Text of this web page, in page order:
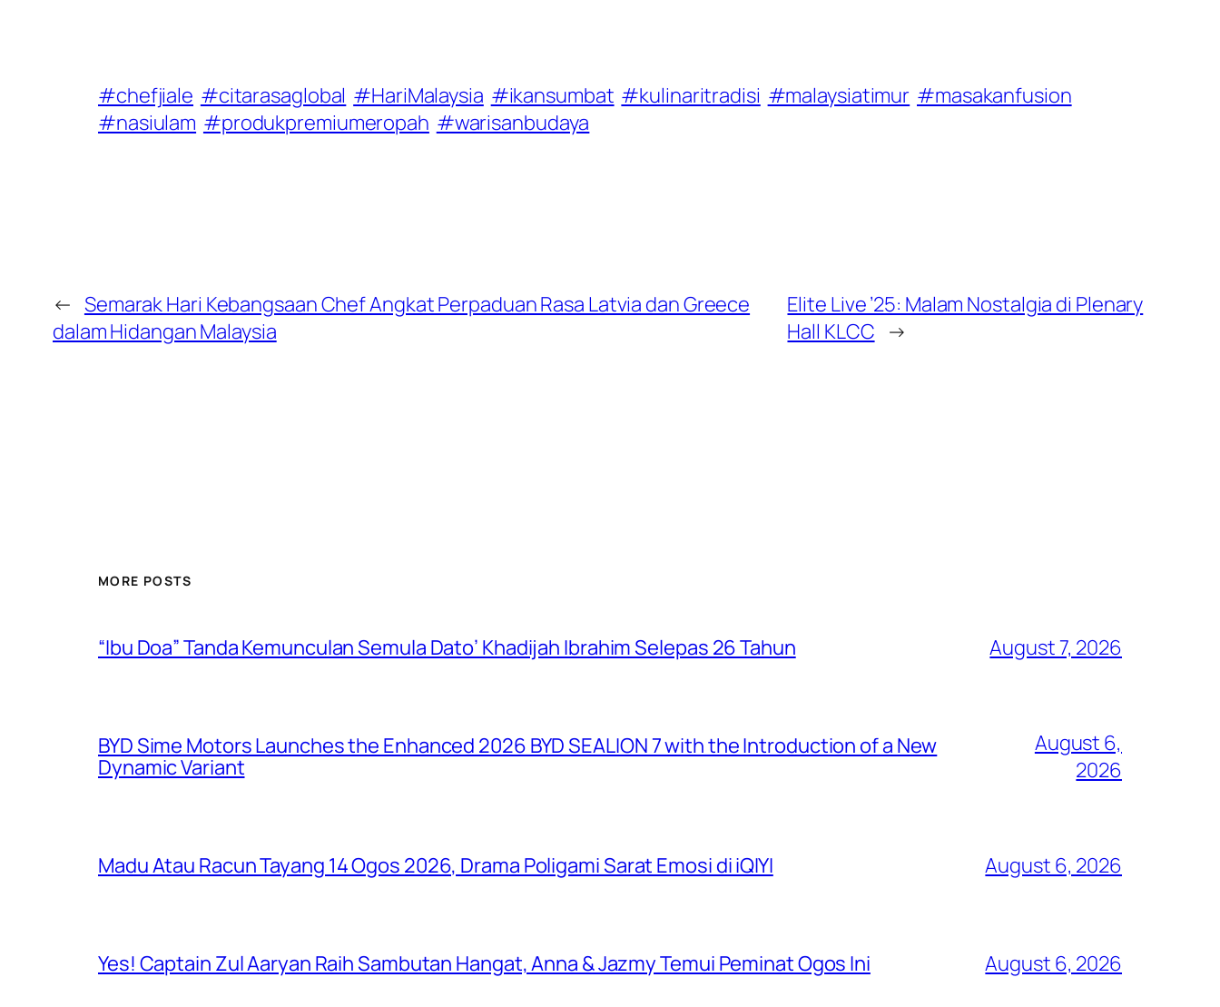
#chefjiale #citarasaglobal #HariMalaysia #ikansumbat #kulinaritradisi #malaysiatimur #masakanfusion
#nasiulam #produkpremiumeropah #warisanbudaya
← Semarak Hari Kebangsaan Chef Angkat Perpaduan Rasa Latvia dan Greece
dalam Hidangan Malaysia
Elite Live ’25: Malam Nostalgia di Plenary
Hall KLCC →
MORE POSTS
“Ibu Doa” Tanda Kemunculan Semula Dato’ Khadijah Ibrahim Selepas 26 Tahun August 7, 2026
BYD Sime Motors Launches the Enhanced 2026 BYD SEALION 7 with the Introduction of a New
Dynamic Variant
August 6,
2026
Madu Atau Racun Tayang 14 Ogos 2026, Drama Poligami Sarat Emosi di iQIYI August 6, 2026
Yes! Captain Zul Aaryan Raih Sambutan Hangat, Anna & Jazmy Temui Peminat Ogos Ini August 6, 2026